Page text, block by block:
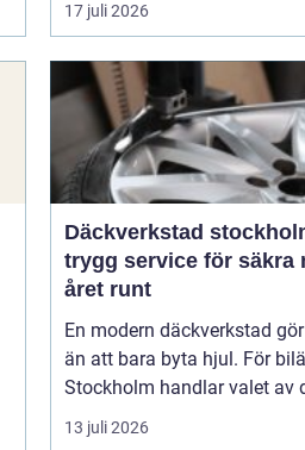
17 juli 2026
Däckverkstad
trygg service för säkra
året runt
En modern däckverkstad
än att bara byta hjul. För
Stockholm handlar valet av
13 juli 2026